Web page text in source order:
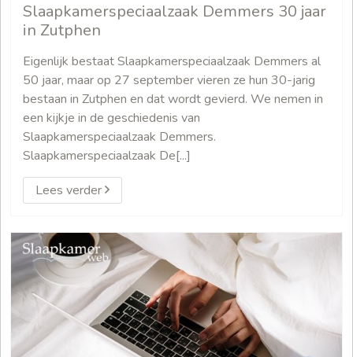
Slaapkamerspeciaalzaak Demmers 30 jaar
in Zutphen
Eigenlijk bestaat Slaapkamerspeciaalzaak Demmers al
50 jaar, maar op 27 september vieren ze hun 30-jarig
bestaan in Zutphen en dat wordt gevierd. We nemen in
een kijkje in de geschiedenis van
Slaapkamerspeciaalzaak Demmers.
Slaapkamerspeciaalzaak De[...]
Lees verder